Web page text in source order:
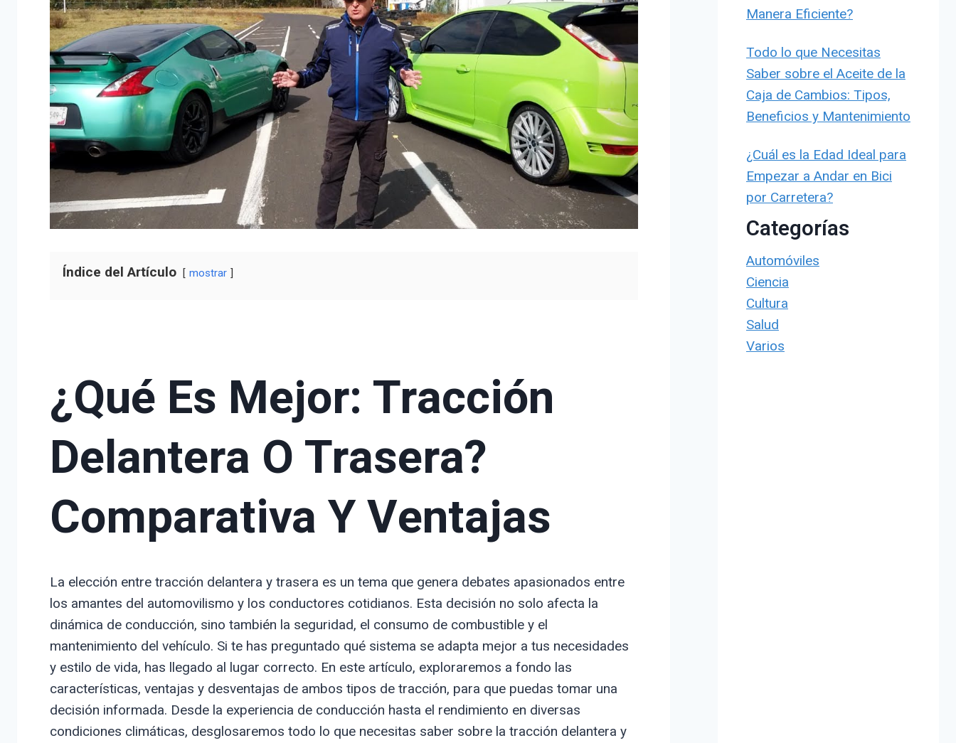
Índice del Artículo mostrar
¿Qué Es Mejor: Tracción
Delantera O Trasera?
Comparativa Y Ventajas
La elección entre tracción delantera y trasera es un tema que genera debates apasionados entre
los amantes del automovilismo y los conductores cotidianos. Esta decisión no solo afecta la
dinámica de conducción, sino también la seguridad, el consumo de combustible y el
mantenimiento del vehículo. Si te has preguntado qué sistema se adapta mejor a tus necesidades
y estilo de vida, has llegado al lugar correcto. En este artículo, exploraremos a fondo las
características, ventajas y desventajas de ambos tipos de tracción, para que puedas tomar una
decisión informada. Desde la experiencia de conducción hasta el rendimiento en diversas
condiciones climáticas, desglosaremos todo lo que necesitas saber sobre la tracción delantera y
Manera Eficiente?
Todo lo que Necesitas
Saber sobre el Aceite de la
Caja de Cambios: Tipos,
Beneficios y Mantenimiento
¿Cuál es la Edad Ideal para
Empezar a Andar en Bici
por Carretera?
Categorías
Automóviles
Ciencia
Cultura
Salud
Varios